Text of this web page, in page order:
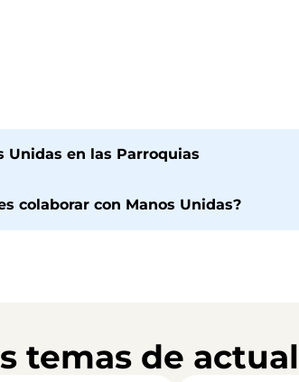
Unidas en las Parroquias
colaborar con Manos Unidas?
temas de